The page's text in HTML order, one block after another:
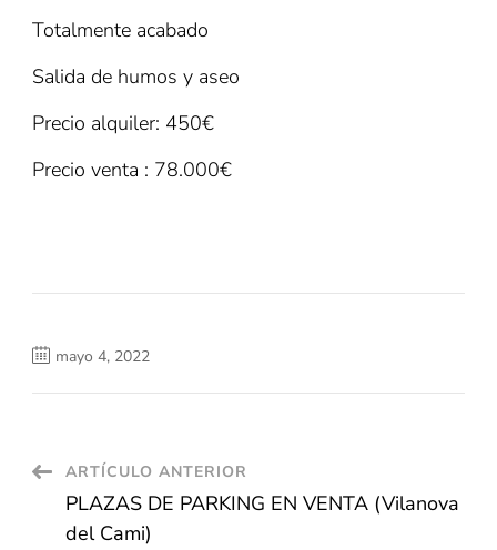
Totalmente acabado
Salida de humos y aseo
Precio alquiler: 450€
Precio venta : 78.000€
mayo 4, 2022
Navegación
de
ARTÍCULO ANTERIOR
PLAZAS DE PARKING EN VENTA (Vilanova
del Cami)